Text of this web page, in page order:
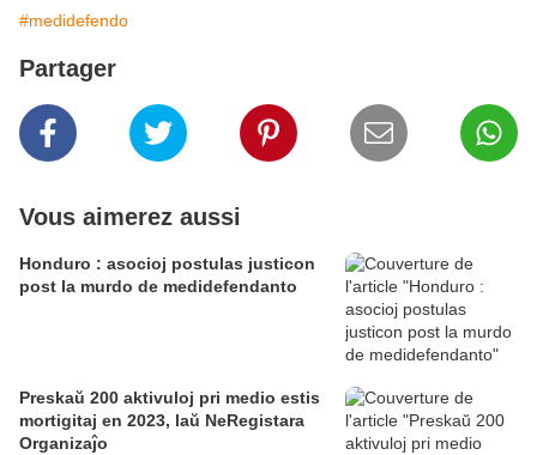
#medidefendo
Partager
Vous aimerez aussi
Honduro : asocioj postulas justicon
post la murdo de medidefendanto
Preskaŭ 200 aktivuloj pri medio estis
mortigitaj en 2023, laŭ NeRegistara
Organizaĵo